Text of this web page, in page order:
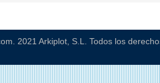
2021 Arkiplot, S.L. Todos los